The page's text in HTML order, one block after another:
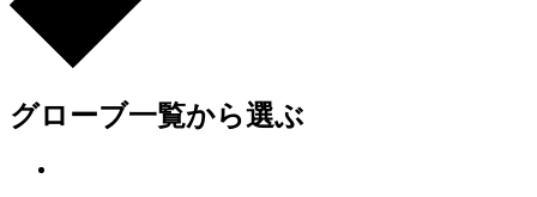
グローブ一覧から選ぶ